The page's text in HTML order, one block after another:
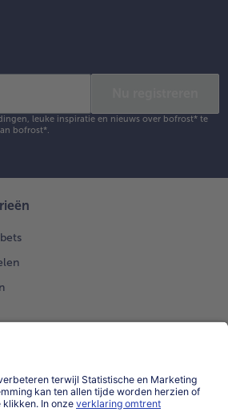
leuke inspiratie en nieuws over bofrost* te
bofrost*.